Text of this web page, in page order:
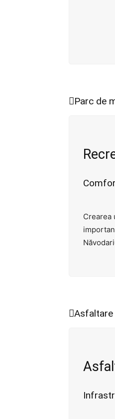
Parc de
Crearea
Asfaltare